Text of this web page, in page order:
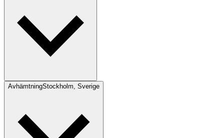
AvhämtningStockholm, Sverige